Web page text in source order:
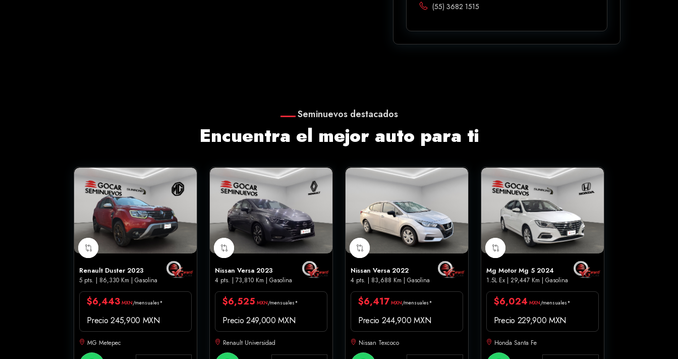
(55) 3682 1515
Seminuevos destacados
Encuentra el mejor auto para ti
Renault Duster 2023
5 pts. | 86,330 Km | Gasolina
$6,443 MXN/mensuales*
Precio 245,900 MXN
MG Metepec
Nissan Versa 2023
4 pts. | 73,810 Km | Gasolina
$6,525 MXN/mensuales*
Precio 249,000 MXN
Renault Universidad
Nissan Versa 2022
4 pts. | 83,688 Km | Gasolina
$6,417 MXN/mensuales*
Precio 244,900 MXN
Nissan Texcoco
Mg Motor Mg 5 2024
1.5L Ex | 29,447 Km | Gasolina
$6,024 MXN/mensuales*
Precio 229,900 MXN
Honda Santa Fe